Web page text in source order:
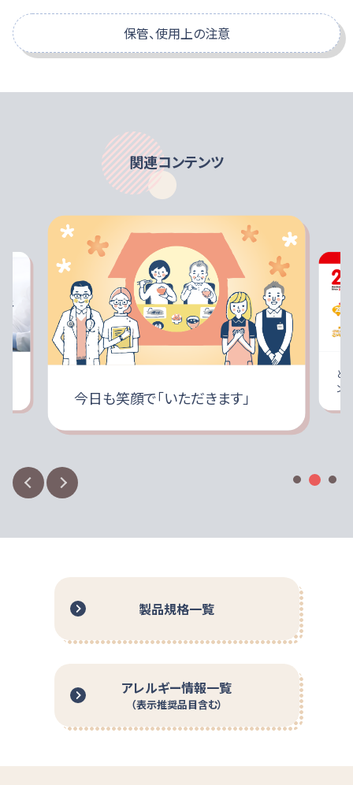
使い勝手の良さにこだわりました
半固形状流動食を簡単に調製することができます。
流動食を半固形状に簡単に調製するこ
特定原材料に準ずるもの
該当なし
たんぱく質
脂質
※食塩相当量（g）＝ナトリウム（mg）×2.54×1/1000
デキストリン/キサンタンガム、カラギナン、クエン酸三ナトリウ
ム
保管、使用上の注意
覚士等のご指導に従って使用してください。
包装容器が破損しているものは使用しないでください。
開封時に内容物の色・臭い・味に異常があるもの及び固ま
っているものは使用しないでください。
本品を一度に多量に加えたり、一度とろみをつけた食品
に再度本品を加えると、ダマが生じることがあります。ダマ
がある場合は取り除いて使用してください。
ダマやとろみを強くつけすぎたもの、または粉末をそのま
ま食べると、喉につまるおそれがありますので、絶対に食
べないでください。本品を使用することで確実に誤えんが
防げるものではありません。
使用量が同じでもとろみをつける食品の種類や温度によ
って、とろみの強さや安定するまでの時間が異なります。食
べる前に必ずとろみの状態を確認してください。
本品は、「牛乳・流動食用」ですので、水やお茶などのとろ
りんこQuickly、つるりんこPowerfulをご利用ください。
本品を摂りすぎると、体調や体質によりお腹がはる場合、
薬と一緒にご使用になる場合は、医師・薬剤師等のご指導
に従ってください。
開封後は吸湿しやすいので、開封後に全量使用しない場
直射日光があたる場所、湿度の高い場所、冷蔵庫での保
管は避けてください。
介護や介助の必要な方や、お子様の手の届かないところ
関連コンテンツ
今日も笑顔で「いただきます」
と
ン
製品規格一覧
アレルギー情報一覧
（表示推奨品目含む）